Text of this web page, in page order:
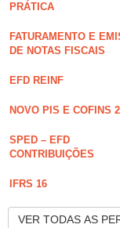
PRÁTICA
FATURAMENTO E
DE NOTAS FISCAIS
EFD REINF
NOVO PIS E COFINS
SPED – EFD
CONTRIBUIÇÕES
IFRS 16
VER TODAS AS